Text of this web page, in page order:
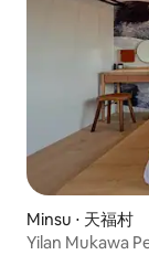
Minsu ⋅ 天福村
Yilan Mukawa